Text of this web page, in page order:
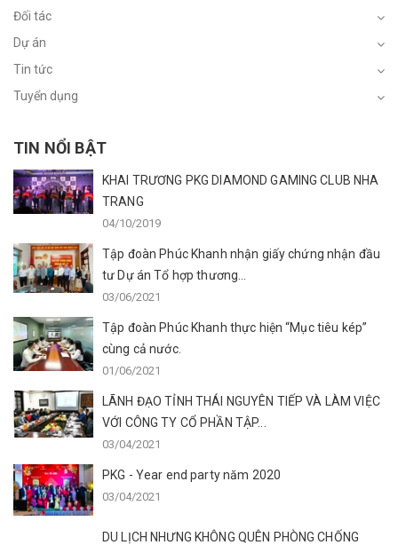
Đối tác
Dự án
Tin tức
Tuyển dụng
TIN NỔI BẬT
KHAI TRƯƠNG PKG DIAMOND GAMING CLUB NHA
TRANG
04/10/2019
Tập đoàn Phúc Khanh nhận giấy chứng nhận đầu
tư Dự án Tổ hợp thương...
03/06/2021
Tập đoàn Phúc Khanh thực hiện “Mục tiêu kép”
cùng cả nước.
01/06/2021
LÃNH ĐẠO TỈNH THÁI NGUYÊN TIẾP VÀ LÀM VIỆC
VỚI CÔNG TY CỔ PHẦN TẬP...
03/04/2021
PKG - Year end party năm 2020
03/04/2021
DU LỊCH NHƯNG KHÔNG QUÊN PHÒNG CHỐNG